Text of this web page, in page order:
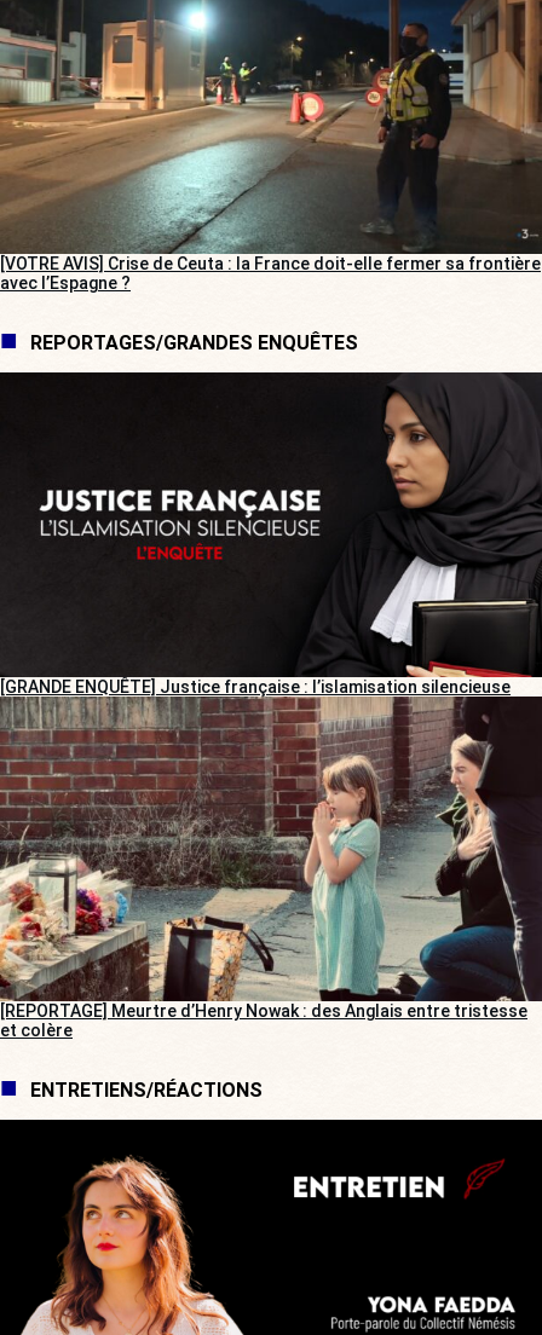
[VOTRE AVIS] Crise de Ceuta : la France doit-elle fermer sa frontière
avec l’Espagne ?
REPORTAGES/GRANDES ENQUÊTES
[GRANDE ENQUÊTE] Justice française : l’islamisation silencieuse
[REPORTAGE] Meurtre d’Henry Nowak : des Anglais entre tristesse
et colère
ENTRETIENS/RÉACTIONS